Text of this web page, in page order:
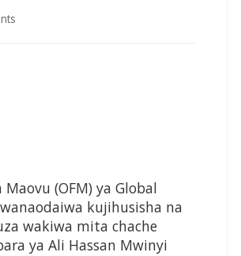
(OFM) ya Global
kujihusisha na
wakiwa mita chache
ya Ali Hassan Mwinyi